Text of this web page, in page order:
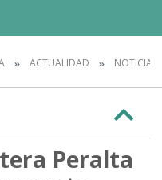
ACTUALIDAD NOTICIAS
Peralta